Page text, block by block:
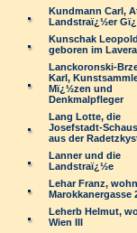
Kundmann Carl,
Landstraï¿½er
Kunschak
geboren im
Lanckoronski-
Karl,
Mï¿½zen und
Denkmalpfleger
Lang Lotte, die
Josefstadt-
aus der
Lanner und die
Landstraï¿½e
Lehar Franz,
Marokkanergasse
Leherb Helmut,
Wien III